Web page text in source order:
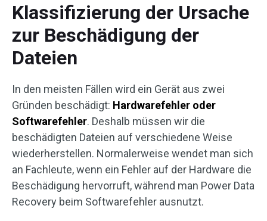
Klassifizierung der Ursache
zur Beschädigung der
Dateien
In den meisten Fällen wird ein Gerät aus zwei
Gründen beschädigt: Hardwarefehler oder
Softwarefehler. Deshalb müssen wir die
beschädigten Dateien auf verschiedene Weise
wiederherstellen. Normalerweise wendet man sich
an Fachleute, wenn ein Fehler auf der Hardware die
Beschädigung hervorruft, während man Power Data
Recovery beim Softwarefehler ausnutzt.